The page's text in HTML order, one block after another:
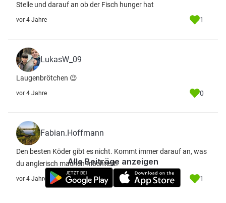
Stelle und darauf an ob der Fisch hunger hat
vor 4 Jahre 1
LukasW_09
Laugenbrötchen 😉
vor 4 Jahre 0
Fabian.Hoffmann
Den besten Köder gibt es nicht. Kommt immer darauf an, was
du anglerisch machen möchtest.
vor 4 Jahre 1
Alle Beiträge anzeigen